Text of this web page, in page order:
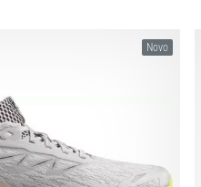
44 44⅔ 45⅓ 46 46⅔ 47⅓Novo